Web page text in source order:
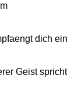
dich
Geist